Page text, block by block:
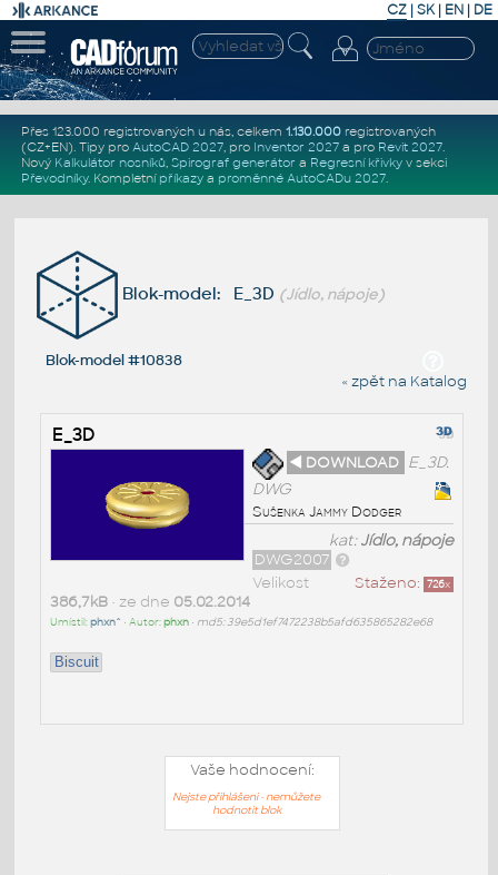
CZ | SK| EN | DE
Přes 123.000 registrovaných u nás, celkem 1.130.000registrovaných
(CZ+EN). Tipy pro AutoCAD 2027, pro Inventor 2027a pro Revit 2027.
Nový Kalkulátor nosníků, Spirograf generátor a Regresní křivkyv sekci
Převodníky. Kompletní příkazya proměnné AutoCADu 2027.
Blok-model: E_3D (Jídlo, nápoje)
Blok-model #10838
« zpět na Katalog
E_3D
◄ DOWNLOAD E_3D.
DWG
Sušenka Jammy Dodger
kat:Jídlo, nápoje
DWG2007
Staženo: 726x
Velikost
386,7kB• ze dne 05.02.2014
Umístil:phxn^ • Autor:phxn• md5: 39e5d1ef7472238b5afd635865282e68
Biscuit
Vaše hodnocení:
Nejste přihlášeni - nemůžete
hodnotit blok